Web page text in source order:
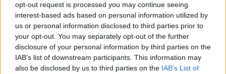
opt-out request is processed you may continue seeing
interest-based ads based on personal information utilized by
us or personal information disclosed to third parties prior to
your opt-out. You may separately opt-out of the further
disclosure of your personal information by third parties on the
IAB’s list of downstream participants. This information may
also be disclosed by us to third parties on the IAB’s List of
Ακολουθήστε το Pink.gr στοGoogle Newsκαι
μάθετε πρώτοιτα πιο hot νέα.
Ακολουθήστε το Pink.gr και στοInstagram